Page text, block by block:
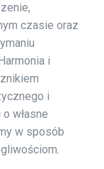
czasie oraz
i
i
własne
w sposób